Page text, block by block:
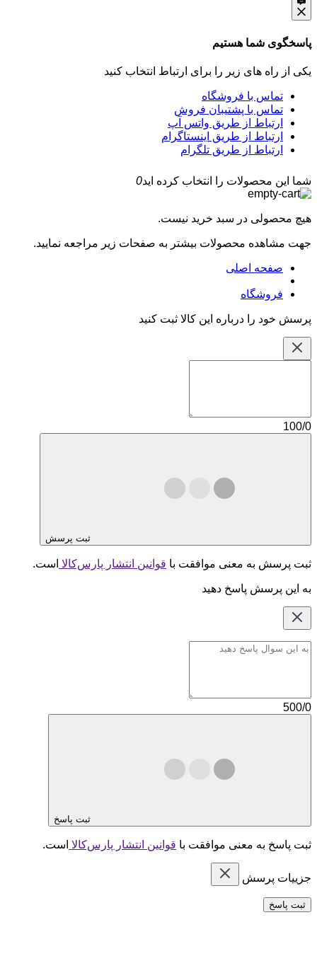
پاسخگوی شما هستیم
یکی از راه های زیر را برای ارتباط انتخاب کنید
تماس با فروشگاه
تماس با پشتیبان فروش
ارتباط از طریق واتس آپ
ارتباط از طریق اینستاگرام
ارتباط از طریق تلگرام
شما این محصولات را انتخاب کرده اید0
هیچ محصولی در سبد خرید نیست.
جهت مشاهده محصولات بیشتر به صفحات زیر مراجعه نمایید.
صفحه اصلی
فروشگاه
پرسش خود را درباره این کالا ثبت کنید
100/0
ثبت پرسش
ثبت پرسش به معنی موافقت با قوانین انتشار پارس‌کالا است.
به این پرسش پاسخ دهید
500/0
ثبت پاسخ
ثبت پاسخ به معنی موافقت با قوانین انتشار پارس‌کالا است.
جزییات پرسش
ثبت پاسخ